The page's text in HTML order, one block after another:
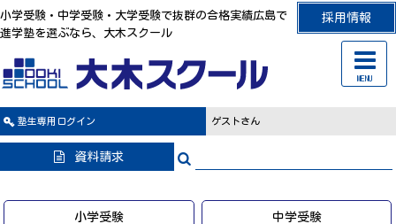
採用情報
小学受験・中学受験・大学受験で抜群の合格実績広島で
進学塾を選ぶなら、大木スクール
塾生専用 ログイン ゲストさん
資料請求
小学受験 中学受験
MENU